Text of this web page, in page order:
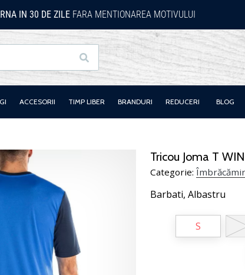
IN 30 DE ZILEFARA MENTIONAREA MOTIVULUI
Cauta
ACCESORII TIMP LIBER BRANDURI REDUCERI BLOG
Tricou Joma T
Categorie:
Barbati, Albastru
S